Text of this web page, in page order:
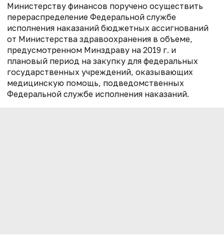
Министерству финансов поручено осуществить
перераспределение Федеральной службе
исполнения наказаний бюджетных ассигнований
от Министерства здравоохранения в объеме,
предусмотренном Минздраву на 2019 г. и
плановый период на закупку для федеральных
государственных учреждений, оказывающих
медицинскую помощь, подведомственных
Федеральной службе исполнения наказаний.